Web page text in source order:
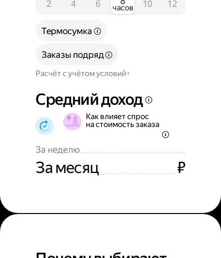
2 4 6 часов 10 12
Расчёт с учётом условий
Термосумка
Заказы подряд
Средний доход
Как влияет спрос
на стоимость заказа
За неделю
За месяц ₽